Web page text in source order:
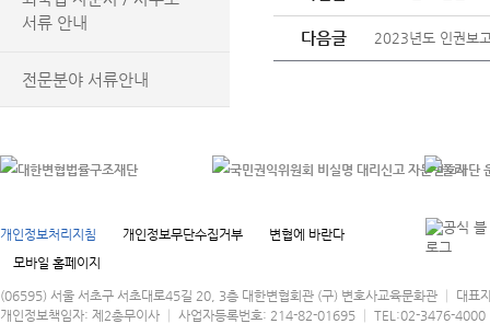
서류 안내
전문분야 서류안내
다음글 2023년도 인권보
개인정보처리지침 개인정보무단수집거부
변협에 바란다
모바일 홈페이지
(06595) 서울 서초구 서초대로45길 20, 3층 대한변협회관 (구) 변호사교육문화관 │ 대표
개인정보책임자: 제2총무이사 │ 사업자등록번호: 214-82-01695 │ TEL:02-3476-